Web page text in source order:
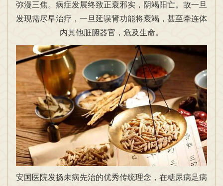
弥漫三焦。病症发展终致正衰邪实，阴竭阳亡。故一旦
发现需尽早治疗，一旦延误肾功能将衰竭，甚至牵连体
内其他脏腑器官，危及生命。
安国医院发扬未病先治的优秀传统理念，在糖尿病足病